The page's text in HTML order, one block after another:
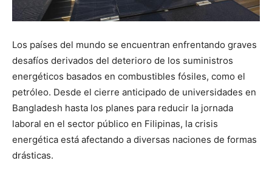
Los países del mundo se encuentran enfrentando graves
desafíos derivados del deterioro de los suministros
energéticos basados en combustibles fósiles, como el
petróleo. Desde el cierre anticipado de universidades en
Bangladesh hasta los planes para reducir la jornada
laboral en el sector público en Filipinas, la crisis
energética está afectando a diversas naciones de formas
drásticas.